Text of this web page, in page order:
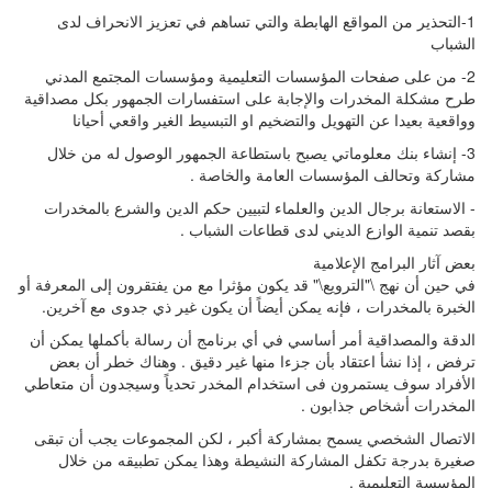
1-التحذير من المواقع الهابطة والتي تساهم في تعزيز الانحراف لدى
الشباب
2- من على صفحات المؤسسات التعليمية ومؤسسات المجتمع المدني
طرح مشكلة المخدرات والإجابة على استفسارات الجمهور بكل مصداقية
وواقعية بعيدا عن التهويل والتضخيم او التبسيط الغير واقعي أحيانا
3- إنشاء بنك معلوماتي يصبح باستطاعة الجمهور الوصول له من خلال
مشاركة وتحالف المؤسسات العامة والخاصة .
- الاستعانة برجال الدين والعلماء لتبيين حكم الدين والشرع بالمخدرات
بقصد تنمية الوازع الديني لدى قطاعات الشباب .
بعض آثار البرامج الإعلامية
في حين أن نهج \"الترويع\" قد يكون مؤثرا مع من يفتقرون إلى المعرفة أو
الخبرة بالمخدرات ، فإنه يمكن أيضاً أن يكون غير ذي جدوى مع آخرين.
الدقة والمصداقية أمر أساسي في أي برنامج أن رسالة بأكملها يمكن أن
ترفض ، إذا نشأ اعتقاد بأن جزءا منها غير دقيق . وهناك خطر أن بعض
الأفراد سوف يستمرون فى استخدام المخدر تحدياً وسيجدون أن متعاطي
المخدرات أشخاص جذابون .
الاتصال الشخصي يسمح بمشاركة أكبر ، لكن المجموعات يجب أن تبقى
صغيرة بدرجة تكفل المشاركة النشيطة وهذا يمكن تطبيقه من خلال
المؤسسة التعليمية .